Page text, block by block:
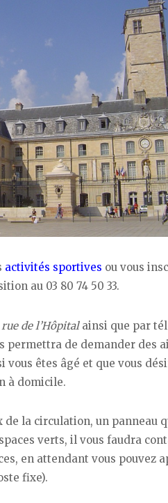
activités sportives ou vous
au 03 80 74 50 33.
rue de l’Hôpitalainsi que par
permettra de demander des
êtes âgé et que vous
à domicile.
de la circulation, un panneau
verts, il vous faudra
en attendant vous pouvez
fixe).